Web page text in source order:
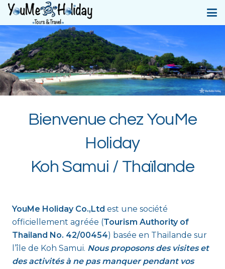
Bienvenue chez YouMe
Holiday
Koh Samui / Thaïlande
YouMe Holiday Co.,Ltd est une société
officiellement agréée (Tourism Authority of
Thailand No. 42/00454) basée en Thaïlande sur
l’île de Koh Samui. Nous proposons des visites et
des activités à ne pas manquer pendant vos